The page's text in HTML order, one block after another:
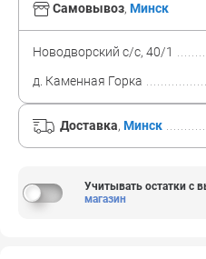
Самовывоз, Минск
Новодворский с/с, 40/1
д. Каменная Горка
Доставка, Минск
Учитывать остатки с
магазин